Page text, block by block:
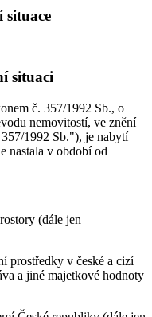
situace
situaci
č. 357/1992 Sb., o
nemovitostí, ve znění
1992 Sb."), je nabytí
nastala v období od
(dále jen
prostředky v české a cizí
a jiné majetkové hodnoty